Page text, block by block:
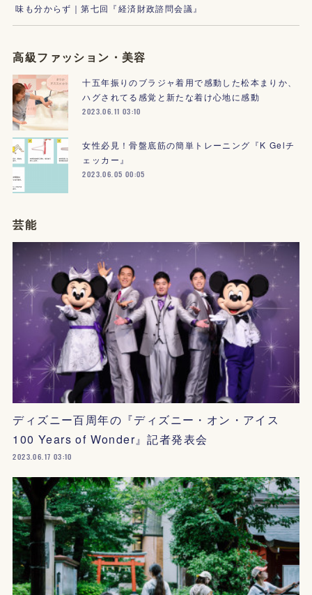
味も分からず｜第七回『経済財政諮問会議』
高級ファッション・美容
十五年振りのブラジャ着用で感動した松本まりか、
ハグされてる感覚と新たな着け心地に感動
2023.06.11 03:10
女性必見！骨盤底筋の簡単トレーニング『K Gelチ
ェッカー』
2023.06.05 00:05
芸能
ディズニー百周年の『ディズニー・オン・アイス
100 Years of Wonder』記者発表会
2023.06.17 03:10